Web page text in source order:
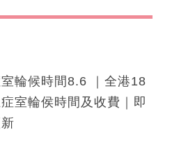
輪候時間8.6 ｜全港18
室輪侯時間及收費｜即